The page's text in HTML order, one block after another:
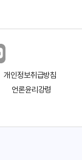
개인정보취급방침
언론윤리강령